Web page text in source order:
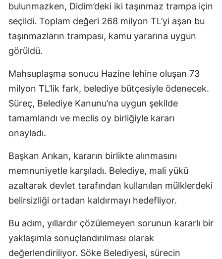
bulunmazken, Didim’deki iki taşınmaz trampa için
seçildi. Toplam değeri 268 milyon TL’yi aşan bu
taşınmazların trampası, kamu yararına uygun
görüldü.
Mahsuplaşma sonucu Hazine lehine oluşan 73
milyon TL’lik fark, belediye bütçesiyle ödenecek.
Süreç, Belediye Kanunu’na uygun şekilde
tamamlandı ve meclis oy birliğiyle kararı
onayladı.
Başkan Arıkan, kararın birlikte alınmasını
memnuniyetle karşıladı. Belediye, mali yükü
azaltarak devlet tarafından kullanılan mülklerdeki
belirsizliği ortadan kaldırmayı hedefliyor.
Bu adım, yıllardır çözülemeyen sorunun kararlı bir
yaklaşımla sonuçlandırılması olarak
değerlendiriliyor. Söke Belediyesi, sürecin